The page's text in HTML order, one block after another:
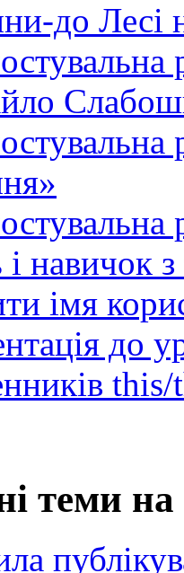
до Лесі
і навичок
імя
до
теми на